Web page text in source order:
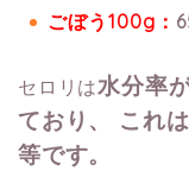
ごぼう100g：
セロリは水分率
ており、
これ
等です。